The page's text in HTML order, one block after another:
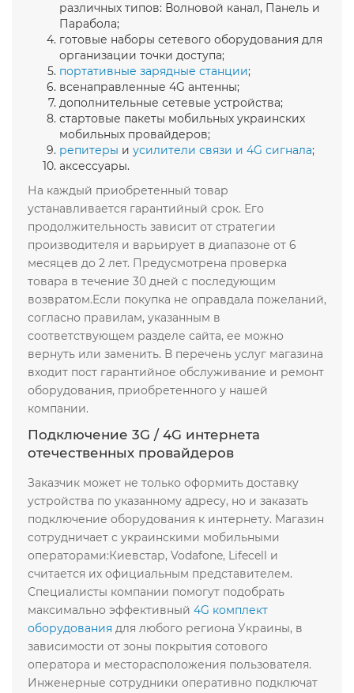
различных типов: Волновой канал, Панель и
Парабола;
готовые наборы сетевого оборудования для
организации точки доступа;
портативные зарядные станции;
всенаправленные 4G антенны;
дополнительные сетевые устройства;
стартовые пакеты мобильных украинских
мобильных провайдеров;
репитеры и усилители связи и 4G сигнала;
аксессуары.
На каждый приобретенный товар
устанавливается гарантийный срок. Его
продолжительность зависит от стратегии
производителя и варьирует в диапазоне от 6
месяцев до 2 лет. Предусмотрена проверка
товара в течение 30 дней с последующим
возвратом.Если покупка не оправдала пожеланий,
согласно правилам, указанным в
соответствующем разделе сайта, ее можно
вернуть или заменить. В перечень услуг магазина
входит пост гарантийное обслуживание и ремонт
оборудования, приобретенного у нашей
компании.
Подключение 3G / 4G интернета
отечественных провайдеров
Заказчик может не только оформить доставку
устройства по указанному адресу, но и заказать
подключение оборудования к интернету. Магазин
сотрудничает с украинскими мобильными
операторами:Киевстар, Vodafone, Lifecell и
считается их официальным представителем.
Специалисты компании помогут подобрать
максимально эффективный 4G комплект
оборудования для любого региона Украины, в
зависимости от зоны покрытия сотового
оператора и месторасположения пользователя.
Инженерные сотрудники оперативно подключат